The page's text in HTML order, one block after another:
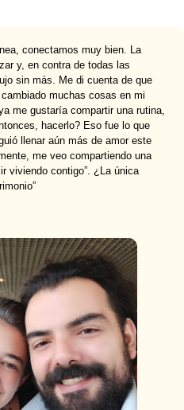
conectamos muy bien. La
y, en contra de todas las
sin más. Me di cuenta de que
muchas cosas en mi
me gustaría compartir una rutina,
hacerlo? Eso fue lo que
llenar aún más de amor este
me veo compartiendo una
viviendo contigo”. ¿La única